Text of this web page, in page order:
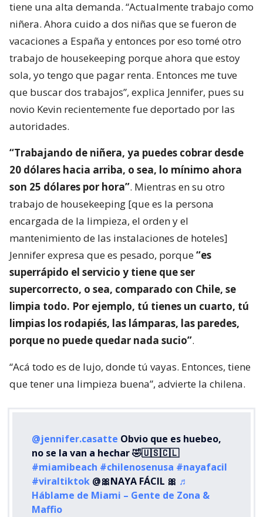
tiene una alta demanda. “Actualmente trabajo como
niñera. Ahora cuido a dos niñas que se fueron de
vacaciones a España y entonces por eso tomé otro
trabajo de housekeeping porque ahora que estoy
sola, yo tengo que pagar renta. Entonces me tuve
que buscar dos trabajos”, explica Jennifer, pues su
novio Kevin recientemente fue deportado por las
autoridades.
“Trabajando de niñera, ya puedes cobrar desde
20 dólares hacia arriba, o sea, lo mínimo ahora
son 25 dólares por hora”. Mientras en su otro
trabajo de housekeeping [que es la persona
encargada de la limpieza, el orden y el
mantenimiento de las instalaciones de hoteles]
Jennifer expresa que es pesado, porque“es
superrápido el servicio y tiene que ser
supercorrecto, o sea, comparado con Chile, se
limpia todo. Por ejemplo, tú tienes un cuarto, tú
limpias los rodapiés, las lámparas, las paredes,
porque no puede quedar nada sucio”.
“Acá todo es de lujo, donde tú vayas. Entonces, tiene
que tener una limpieza buena”, advierte la chilena.
@jennifer.casatte Obvio que es huebeo,
no se la van a hechar 🤣🇺🇸🇨🇱
#miamibeach #chilenosenusa #nayafacil
#viraltiktok @🎀NAYA FÁCIL 🎀 ♬
Háblame de Miami – Gente de Zona &
Maffio